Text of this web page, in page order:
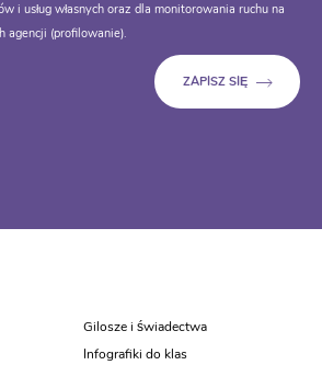
i usług własnych oraz dla monitorowania ruchu na
agencji (profilowanie).
Gilosze i świadectwa
Infografiki do klas